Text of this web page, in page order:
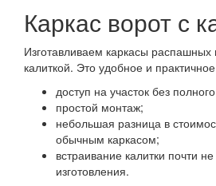
Каркас ворот с
Изготавливаем каркасы распашных
калиткой. Это удобное и
доступ на участок без
простой монтаж;
небольшая разница в
обычным каркасом;
встраивание калитки почти
изготовления.